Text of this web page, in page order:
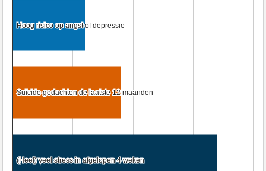
Hoog risico op angst of depressie
Hoog risico op angst of depressie
Suïcide gedachten de laatste 12 maanden
Suïcide gedachten de laatste 12 maanden
(Heel) veel stress in afgelopen 4 weken
(Heel) veel stress in afgelopen 4 weken